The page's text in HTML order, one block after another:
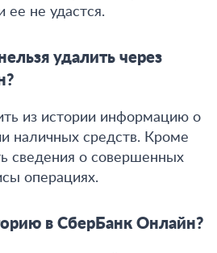
ее не удастся.
удалить через
из истории информацию о
наличных средств. Кроме
сведения о совершенных
операциях.
в СберБанк Онлайн?